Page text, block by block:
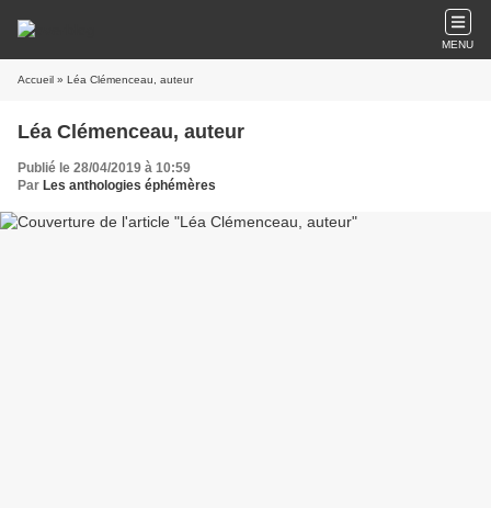
MENU
Accueil » Léa Clémenceau, auteur
Léa Clémenceau, auteur
Publié le 28/04/2019 à 10:59
Par Les anthologies éphémères